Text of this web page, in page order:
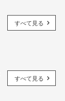
すべて見る
すべて見る